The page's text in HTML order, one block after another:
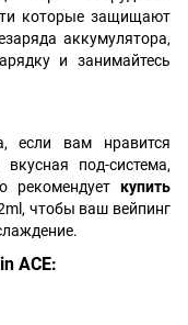
которые защищают
аккумулятора,
и занимайтесь
если вам нравится
под-система,
рекомендуеткупить
чтобы ваш вейпинг
ACE: